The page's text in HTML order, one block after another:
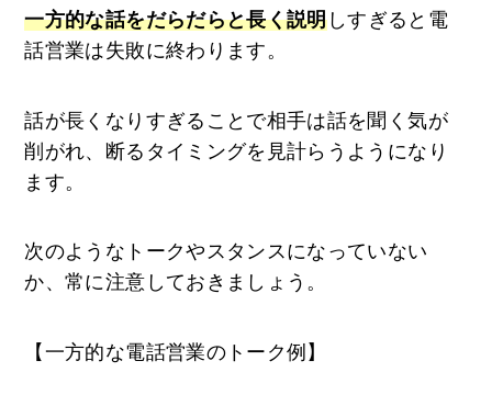
一方的な話をだらだらと長く説明しすぎると電
話営業は失敗に終わります。
話が長くなりすぎることで相手は話を聞く気が
削がれ、断るタイミングを見計らうようになり
ます。
次のようなトークやスタンスになっていない
か、常に注意しておきましょう。
【一方的な電話営業のトーク例】